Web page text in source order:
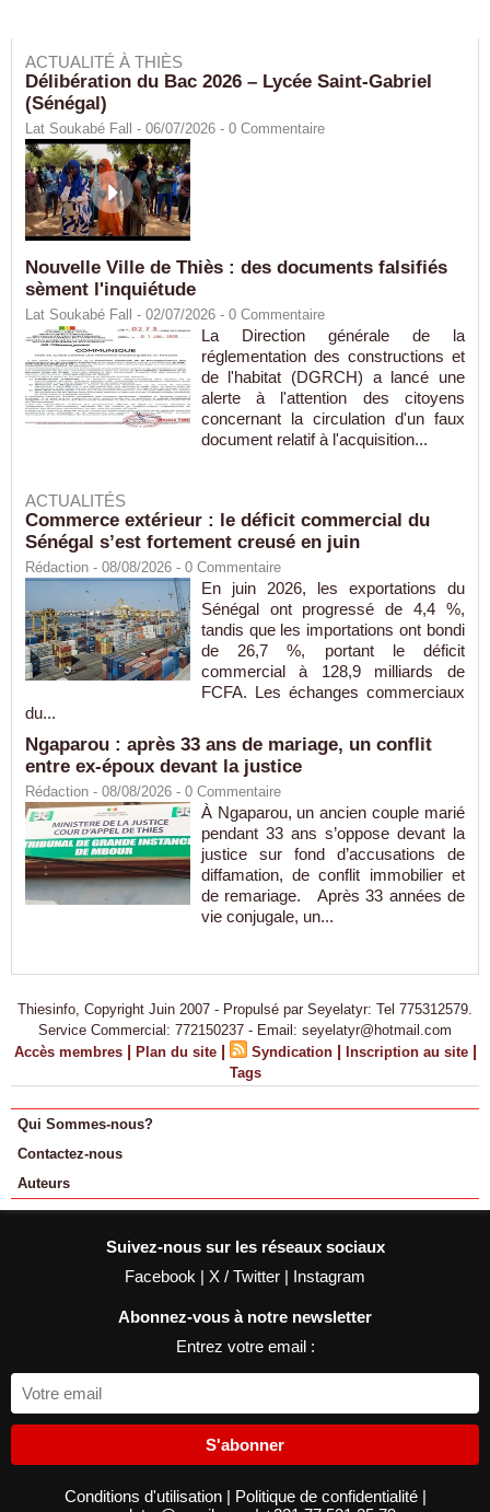
ACTUALITÉ À THIÈS
Délibération du Bac 2026 – Lycée Saint-Gabriel
(Sénégal)
Lat Soukabé Fall - 06/07/2026 - 0 Commentaire
Nouvelle Ville de Thiès : des documents falsifiés
sèment l'inquiétude
Lat Soukabé Fall - 02/07/2026 - 0 Commentaire
La Direction générale de la
réglementation des constructions et
de l'habitat (DGRCH) a lancé une
alerte à l'attention des citoyens
concernant la circulation d'un faux
document relatif à l'acquisition...
ACTUALITÉS
Commerce extérieur : le déficit commercial du
Sénégal s’est fortement creusé en juin
Rédaction - 08/08/2026 - 0 Commentaire
En juin 2026, les exportations du
Sénégal ont progressé de 4,4 %,
tandis que les importations ont bondi
de 26,7 %, portant le déficit
commercial à 128,9 milliards de
FCFA. Les échanges commerciaux
du...
Ngaparou : après 33 ans de mariage, un conflit
entre ex-époux devant la justice
Rédaction - 08/08/2026 - 0 Commentaire
À Ngaparou, un ancien couple marié
pendant 33 ans s’oppose devant la
justice sur fond d’accusations de
diffamation, de conflit immobilier et
de remariage. Après 33 années de
vie conjugale, un...
Thiesinfo, Copyright Juin 2007 - Propulsé par Seyelatyr: Tel 775312579.
Service Commercial: 772150237 - Email: seyelatyr@hotmail.com
Accès membres | Plan du site | Syndication | Inscription au site |
Tags
Qui Sommes-nous?
Contactez-nous
Auteurs
Suivez-nous sur les réseaux sociaux
Facebook | X / Twitter | Instagram
Abonnez-vous à notre newsletter
Entrez votre email :
S'abonner
Conditions d'utilisation | Politique de confidentialité |